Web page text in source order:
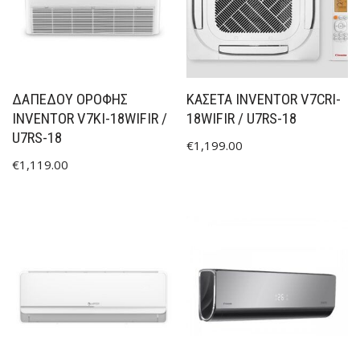
ΔΑΠΕΔΟΥ ΟΡΟΦΗΣ
INVENTOR V7KI-18WIFIR /
U7RS-18
€1,119.00
ΚΑΣΕΤΑ INVENTOR V7CRI-
18WIFIR / U7RS-18
€1,199.00